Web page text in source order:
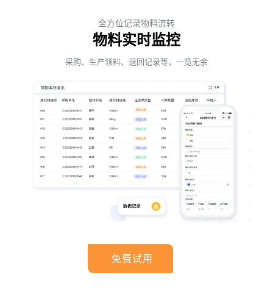
全方位记录物料流转
物料实时监控
采购、生产领料、退回记录等，一览无余
免费试用